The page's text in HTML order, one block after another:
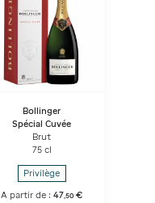
Bollinger
Spécial Cuvée
Brut
75 cl
Privilège
A partir de :47 ,50 €